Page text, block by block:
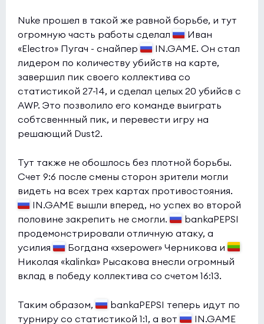
Nuke прошел в такой же равной борьбе, и тут
огромную часть работы сделал
Иван
«Electro» Пугач - снайпер
IN.GAME. Он стал
лидером по количеству убийств на карте,
завершил пик своего коллектива со
статистикой 27-14, и сделал целых 20 убийсв с
AWP. Это позволило его команде выиграть
собтсвеннный пик, и перевести игру на
решающий Dust2.
Тут также не обошлось без плотной борьбы.
Счет 9:6 после смены сторон зрители могли
видеть на всех трех картах противостояния.
IN.GAME вышли вперед, но успех во второй
половине закрепить не смогли.
bankaPEPSI
продемонстрировали отличную атаку, а
усилия
Богдана «xsepower» Черникова и
Николая «kalinka» Рысакова внесли огромный
вклад в победу коллектива со счетом 16:13.
Таким образом,
bankaPEPSI теперь идут по
турниру со статистикой 1:1, а вот
IN.GAME